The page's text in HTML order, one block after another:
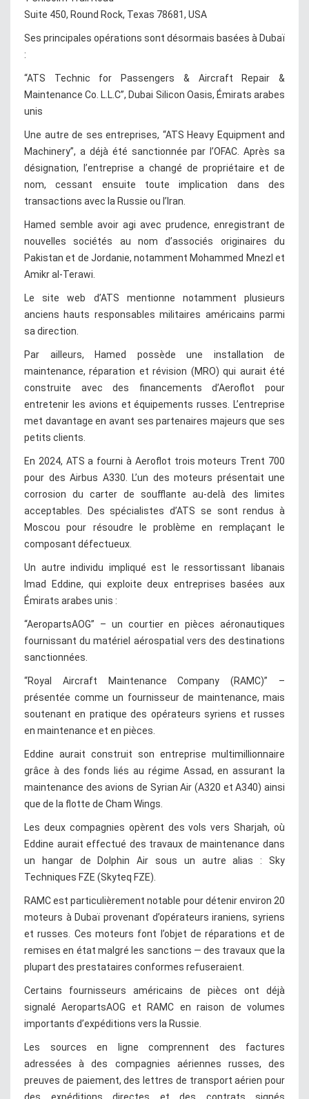
Suite 450, Round Rock, Texas 78681, USA
Ses principales opérations sont désormais basées à Dubaï
:
“ATS Technic for Passengers & Aircraft Repair &
Maintenance Co. L.L.C”, Dubai Silicon Oasis, Émirats arabes
unis
Une autre de ses entreprises, “ATS Heavy Equipment and
Machinery”, a déjà été sanctionnée par l’OFAC. Après sa
désignation, l’entreprise a changé de propriétaire et de
nom, cessant ensuite toute implication dans des
transactions avec la Russie ou l’Iran.
Hamed semble avoir agi avec prudence, enregistrant de
nouvelles sociétés au nom d’associés originaires du
Pakistan et de Jordanie, notamment Mohammed Mnezl et
Amikr al-Terawi.
Le site web d’ATS mentionne notamment plusieurs
anciens hauts responsables militaires américains parmi
sa direction.
Par ailleurs, Hamed possède une installation de
maintenance, réparation et révision (MRO) qui aurait été
construite avec des financements d’Aeroflot pour
entretenir les avions et équipements russes. L’entreprise
met davantage en avant ses partenaires majeurs que ses
petits clients.
En 2024, ATS a fourni à Aeroflot trois moteurs Trent 700
pour des Airbus A330. L’un des moteurs présentait une
corrosion du carter de soufflante au-delà des limites
acceptables. Des spécialistes d’ATS se sont rendus à
Moscou pour résoudre le problème en remplaçant le
composant défectueux.
Un autre individu impliqué est le ressortissant libanais
Imad Eddine, qui exploite deux entreprises basées aux
Émirats arabes unis :
“AeropartsAOG” – un courtier en pièces aéronautiques
fournissant du matériel aérospatial vers des destinations
sanctionnées.
“Royal Aircraft Maintenance Company (RAMC)” –
présentée comme un fournisseur de maintenance, mais
soutenant en pratique des opérateurs syriens et russes
en maintenance et en pièces.
Eddine aurait construit son entreprise multimillionnaire
grâce à des fonds liés au régime Assad, en assurant la
maintenance des avions de Syrian Air (A320 et A340) ainsi
que de la flotte de Cham Wings.
Les deux compagnies opèrent des vols vers Sharjah, où
Eddine aurait effectué des travaux de maintenance dans
un hangar de Dolphin Air sous un autre alias : Sky
Techniques FZE (Skyteq FZE).
RAMC est particulièrement notable pour détenir environ 20
moteurs à Dubaï provenant d’opérateurs iraniens, syriens
et russes. Ces moteurs font l’objet de réparations et de
remises en état malgré les sanctions — des travaux que la
plupart des prestataires conformes refuseraient.
Certains fournisseurs américains de pièces ont déjà
signalé AeropartsAOG et RAMC en raison de volumes
importants d’expéditions vers la Russie.
Les sources en ligne comprennent des factures
adressées à des compagnies aériennes russes, des
preuves de paiement, des lettres de transport aérien pour
des expéditions directes et des contrats signés